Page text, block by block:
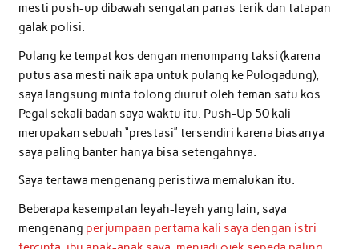
mesti push-up dibawah sengatan panas terik dan tatapan
galak polisi.
Pulang ke tempat kos dengan menumpang taksi (karena
putus asa mesti naik apa untuk pulang ke Pulogadung),
saya langsung minta tolong diurut oleh teman satu kos.
Pegal sekali badan saya waktu itu. Push-Up 50 kali
merupakan sebuah “prestasi” tersendiri karena biasanya
saya paling banter hanya bisa setengahnya.
Saya tertawa mengenang peristiwa memalukan itu.
Beberapa kesempatan leyah-leyeh yang lain, saya
mengenang perjumpaan pertama kali saya dengan istri